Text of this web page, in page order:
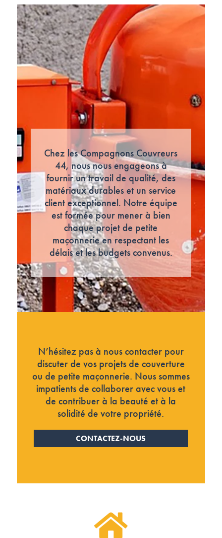
Chez les Compagnons Couvreurs
44, nous nous engageons à
fournir un travail de qualité, des
matériaux durables et un service
client exceptionnel. Notre équipe
est formée pour mener à bien
chaque projet de petite
maçonnerie en respectant les
délais et les budgets convenus.
N’hésitez pas à nous contacter pour
discuter de vos projets de couverture
ou de petite maçonnerie. Nous sommes
impatients de collaborer avec vous et
de contribuer à la beauté et à la
solidité de votre propriété.
CONTACTEZ-NOUS